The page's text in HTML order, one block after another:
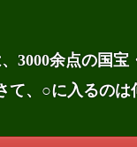
3000余点の国
て、○に入るのは